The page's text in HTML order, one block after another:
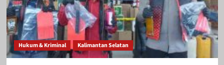
Hukum & Kriminal Kalimantan Selatan